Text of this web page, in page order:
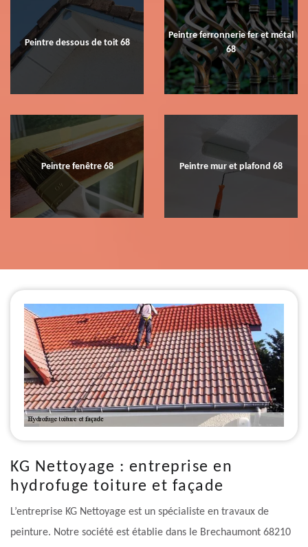
Peintre dessous de toit 68
Peintre ferronnerie fer et métal
68
Peintre fenêtre 68 Peintre mur et plafond 68
KG Nettoyage : entreprise en
hydrofuge toiture et façade
L’entreprise KG Nettoyage est un spécialiste en travaux de
peinture. Notre société est établie dans le Brechaumont 68210